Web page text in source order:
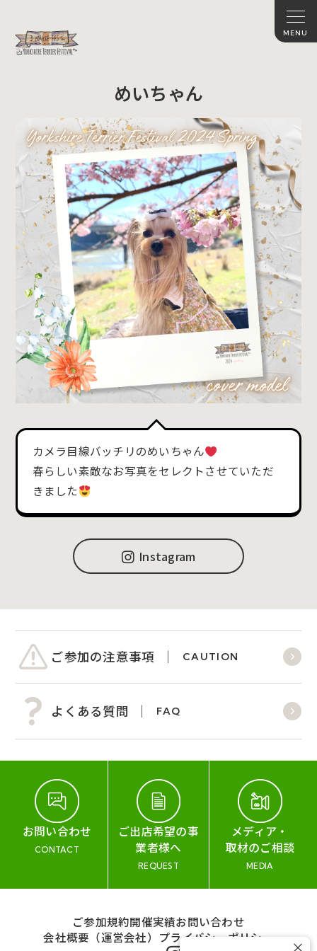
めいちゃん
カメラ目線バッチリのめいちゃん
春らしい素敵なお写真をセレクトさせていただ
きました
Instagram
ご参加の注意事項 CAUTION
よくある質問 FAQ
お問い合わせ
CONTACT
ご出店希望の事
業者様へ
REQUEST
メディア・
取材のご相談
MEDIA
ご参加規約開催実績お問い合わせ
会社概要（運営会社） プライバシーポリシー
×